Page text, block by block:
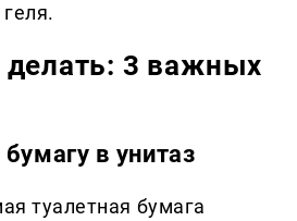
делать: 3 важных
в унитаз
туалетная бумага